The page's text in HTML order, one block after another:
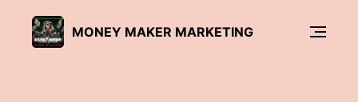
MONEY MAKER MARKETING